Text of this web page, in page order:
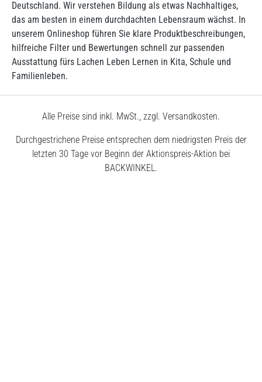
Deutschland. Wir verstehen Bildung als etwas Nachhaltiges,
das am besten in einem durchdachten Lebensraum wächst. In
unserem Onlineshop führen Sie klare Produktbeschreibungen,
hilfreiche Filter und Bewertungen schnell zur passenden
Ausstattung fürs Lachen Leben Lernen in Kita, Schule und
Familienleben.
Alle Preise sind inkl. MwSt., zzgl. Versandkosten.
Durchgestrichene Preise entsprechen dem niedrigsten Preis der
letzten 30 Tage vor Beginn der Aktionspreis-Aktion bei
BACKWINKEL.